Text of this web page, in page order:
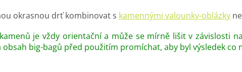
okrasnou drť kombinovat s kamennými valounky-oblázky
je vždy orientační a může se mírně lišit v závislosti
obsah big-bagů před použitím promíchat, aby byl výsledek co